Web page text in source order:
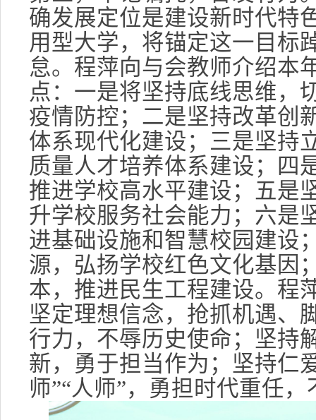
确发展定位是建设新时代特
用型大学，将锚定这一目标
怠。程萍向与会教师介绍本
点：一是将坚持底线思维，
疫情防控；二是坚持改革创
体系现代化建设；三是坚持
质量人才培养体系建设；四
推进学校高水平建设；五是
升学校服务社会能力；六是
进基础设施和智慧校园建设
源，弘扬学校红色文化基因
本，推进民生工程建设。程
坚定理想信念，抢抓机遇、
行力，不辱历史使命；坚持
新，勇于担当作为；坚持仁
师”“人师”，勇担时代重任